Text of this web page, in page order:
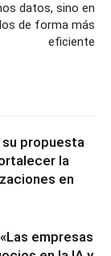
datos, sino en
de forma más
eficiente
su propuesta
la
en
empresas